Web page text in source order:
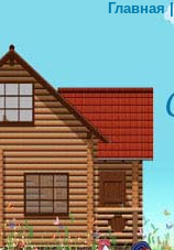
Главная